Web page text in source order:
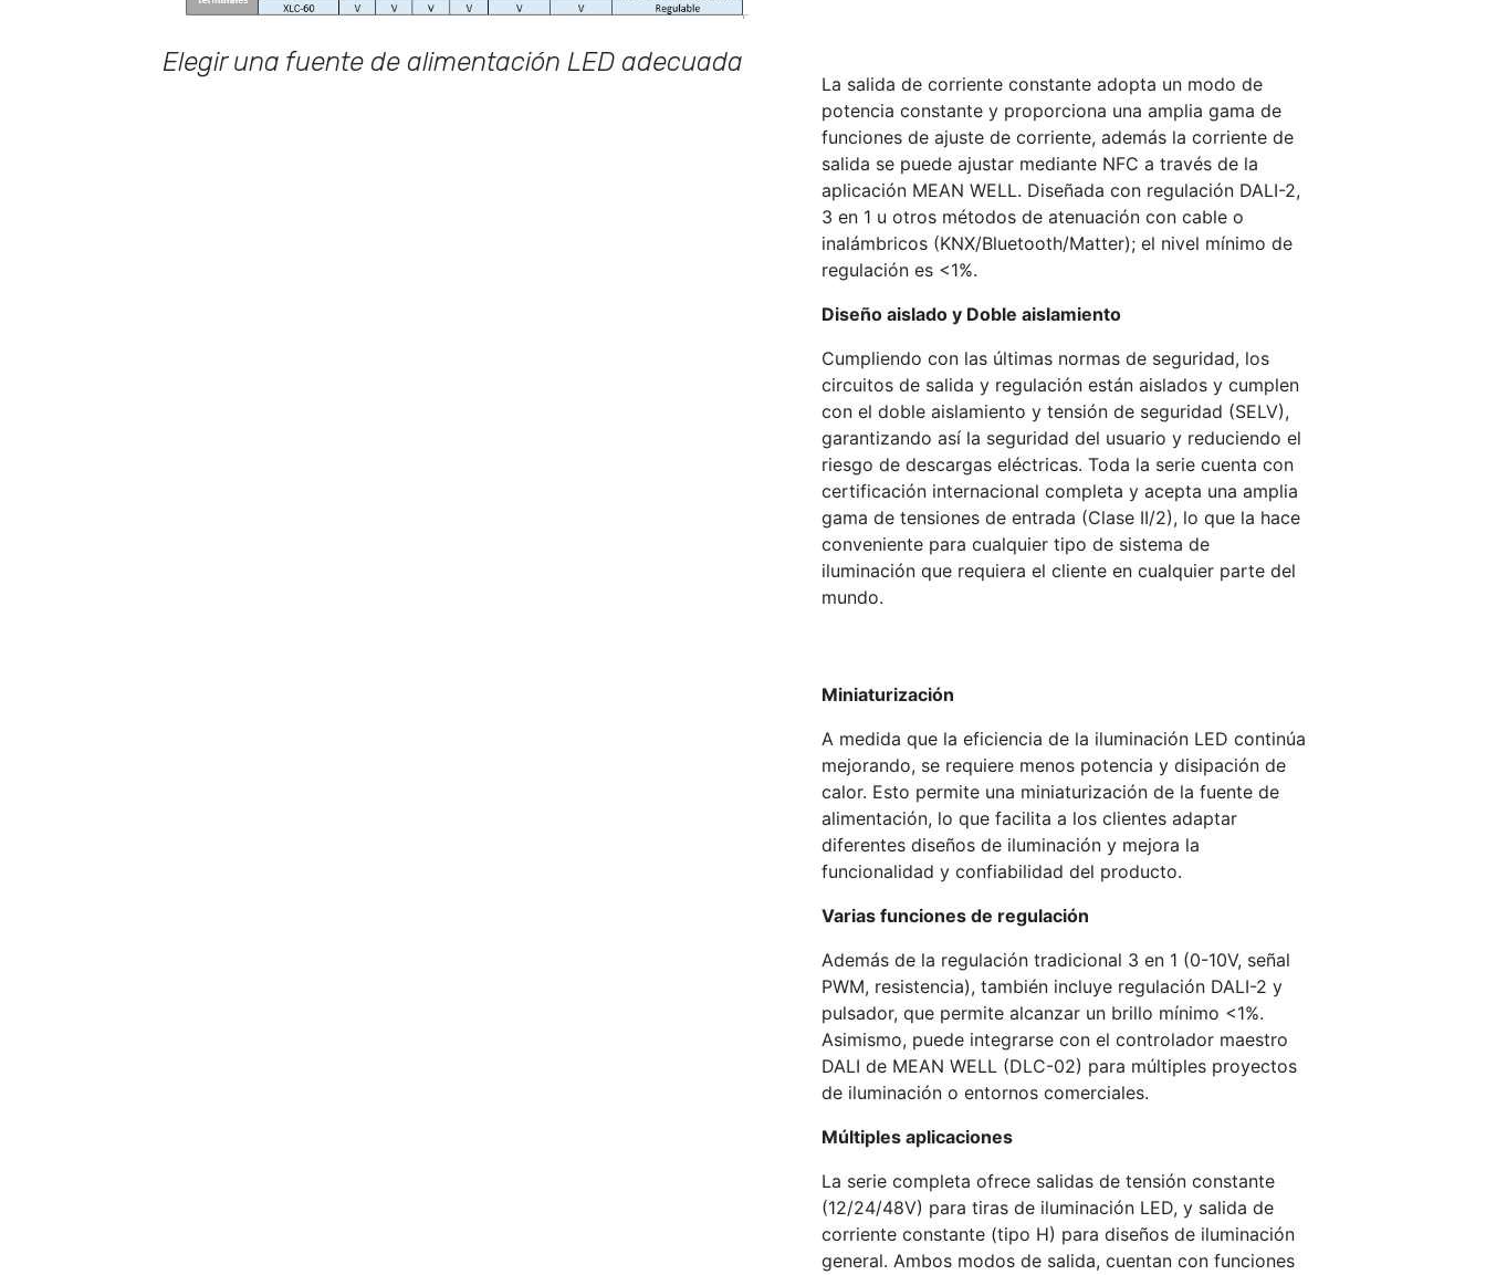
Elegir una fuente de alimentación LED adecuada
La salida de corriente constante adopta un modo de
potencia constante y proporciona una amplia gama de
funciones de ajuste de corriente, además la corriente de
salida se puede ajustar mediante NFC a través de la
aplicación MEAN WELL. Diseñada con regulación DALI-2,
3 en 1 u otros métodos de atenuación con cable o
inalámbricos (KNX/Bluetooth/Matter); el nivel mínimo de
regulación es <1%.
Diseño aislado y Doble aislamiento
Cumpliendo con las últimas normas de seguridad, los
circuitos de salida y regulación están aislados y cumplen
con el doble aislamiento y tensión de seguridad (SELV),
garantizando así la seguridad del usuario y reduciendo el
riesgo de descargas eléctricas. Toda la serie cuenta con
certificación internacional completa y acepta una amplia
gama de tensiones de entrada (Clase II/2), lo que la hace
conveniente para cualquier tipo de sistema de
iluminación que requiera el cliente en cualquier parte del
mundo.
Miniaturización
A medida que la eficiencia de la iluminación LED continúa
mejorando, se requiere menos potencia y disipación de
calor. Esto permite una miniaturización de la fuente de
alimentación, lo que facilita a los clientes adaptar
diferentes diseños de iluminación y mejora la
funcionalidad y confiabilidad del producto.
Varias funciones de regulación
Además de la regulación tradicional 3 en 1 (0-10V, señal
PWM, resistencia), también incluye regulación DALI-2 y
pulsador, que permite alcanzar un brillo mínimo <1%.
Asimismo, puede integrarse con el controlador maestro
DALI de MEAN WELL (DLC-02) para múltiples proyectos
de iluminación o entornos comerciales.
Múltiples aplicaciones
La serie completa ofrece salidas de tensión constante
(12/24/48V) para tiras de iluminación LED, y salida de
corriente constante (tipo H) para diseños de iluminación
general. Ambos modos de salida, cuentan con funciones